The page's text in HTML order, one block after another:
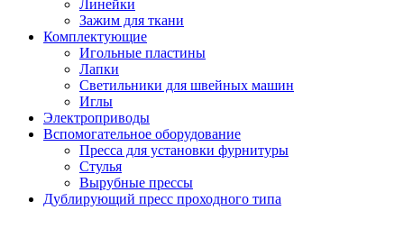
Линейки
Зажим для ткани
Комплектующие
Игольные пластины
Лапки
Светильники для швейных машин
Иглы
Электроприводы
Вспомогательное оборудование
Пресса для установки фурнитуры
Стулья
Вырубные прессы
Дублирующий пресс проходного типа